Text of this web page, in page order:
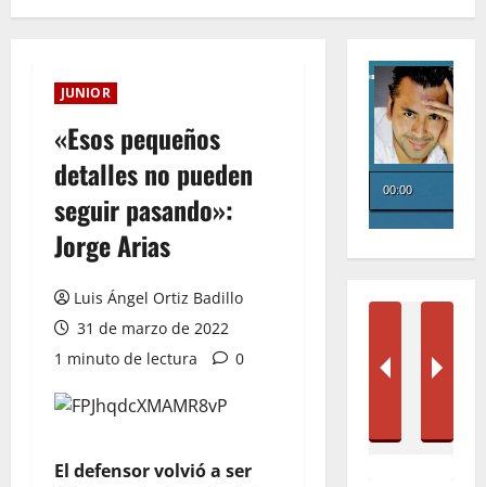
JUNIOR
«Esos pequeños
detalles no pueden
seguir pasando»:
Jorge Arias
Luis Ángel Ortiz Badillo
31 de marzo de 2022
1 minuto de lectura
0
El defensor volvió a ser